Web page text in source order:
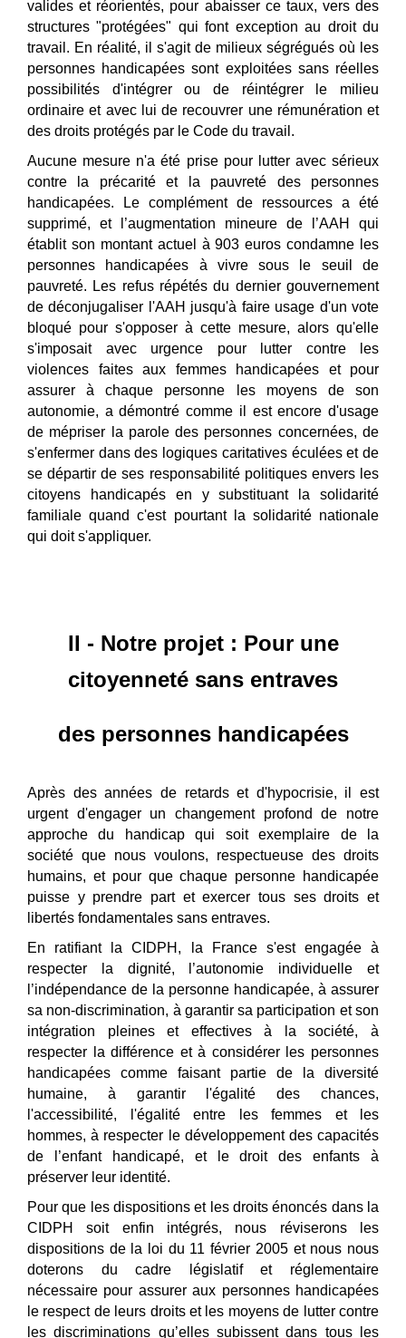
valides et réorientés, pour abaisser ce taux, vers des
structures "protégées" qui font exception au droit du
travail. En réalité, il s'agit de milieux ségrégués où les
personnes handicapées sont exploitées sans réelles
possibilités d'intégrer ou de réintégrer le milieu
ordinaire et avec lui de recouvrer une rémunération et
des droits protégés par le Code du travail.
Aucune mesure n'a été prise pour lutter avec sérieux
contre la précarité et la pauvreté des personnes
handicapées. Le compl ément de ressources a été
supprimé, et l’augmentation mineure de l’AAH qui
établit son montant actuel à 903 euros condamne les
personnes handicapées à vivre sous le seuil de
pauvreté. Les refus répétés du dernier gouvernement
de déconjugaliser l'AAH jusqu'à faire usage d'un vote
bloqué pour s'opposer à cette mesure, alors qu'elle
s'imposait avec urgence pour lutter contre les
violences faites aux femmes handicapées et pour
assurer à chaque personne les moyens de son
autonomie, a démontré comme il est encore d'usage
de mépriser la parole des personnes concernées, de
s'enfermer dans des logiques caritatives écul ées et de
se départir de ses responsabilité politiques envers les
citoyens handicapés en y substituant la solidarité
familiale quand c'est pourtant la solidarité nationale
qui doit s'appliquer.
II - Notre projet : Pour une
citoyenneté sans entraves
des personnes handicapées
Après des années de retards et d'hypocrisie, il est
urgent d'engager un changement profond de notre
approche du handicap qui soit exemplaire de la
société que nous voulons, respectueuse des droits
humains, et pour que chaque personne handicapée
puisse y prendre part et exercer tous ses droits et
libertés fondamentales sans entraves.
En ratifiant la CIDPH, la France s'est engagée à
respecter la dignité, l’autonomie individuelle et
l’indépendance de la personne handicapée, à assurer
sa non-discrimination, à garantir sa participation et son
intégration pleines et effectives à la société, à
respecter la différence et à considérer les personnes
handicapées comme faisant partie de la diversité
humaine, à garantir l'égalité des chances,
l'accessibilité, l'égalité entre les femmes et les
hommes, à respecter le développement des capacités
de l’enfant handicapé, et le droit des enfants à
préserver leur identité.
Pour que les dispositions et les droits énoncés dans la
CIDPH soit enfin intégrés, nous réviserons les
dispositions de la loi du 11 février 2005 et nous nous
doterons du cadre législatif et réglementaire
nécessaire pour assurer aux personnes handicapées
le respect de leurs droits et les moyens de lutter contre
les discriminations qu’elles subissent dans tous les